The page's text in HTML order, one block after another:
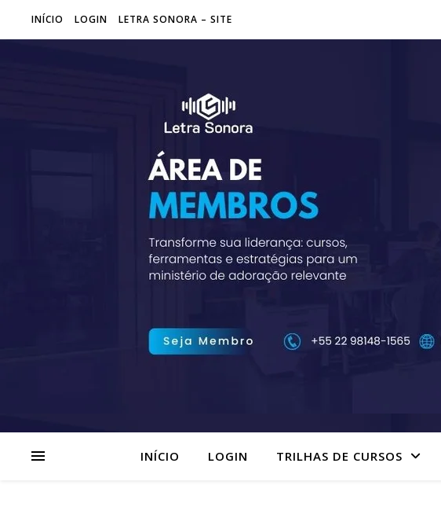
INÍCIO LOGIN LETRA SONORA – SITE
INÍCIO LOGIN TRILHAS DE CURSOS